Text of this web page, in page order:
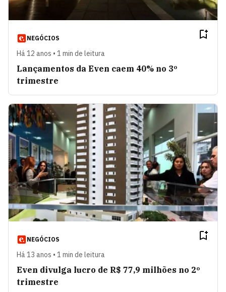
NEGÓCIOS
Há 12 anos • 1 min de leitura
Lançamentos da Even caem 40% no 3º
trimestre
NEGÓCIOS
Há 13 anos • 1 min de leitura
Even divulga lucro de R$ 77,9 milhões no 2º
trimestre